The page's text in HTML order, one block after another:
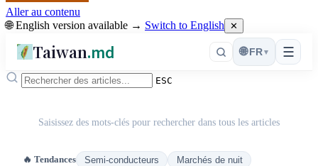
Aller au contenu
🌐 English version available → Switch to English ✕
Taiwan.md ☰
🌐 FR ▾
ESC
Saisissez des mots-clés pour rechercher dans tous les articles
🔥 Tendances Semi-conducteurs
Marchés de nuit